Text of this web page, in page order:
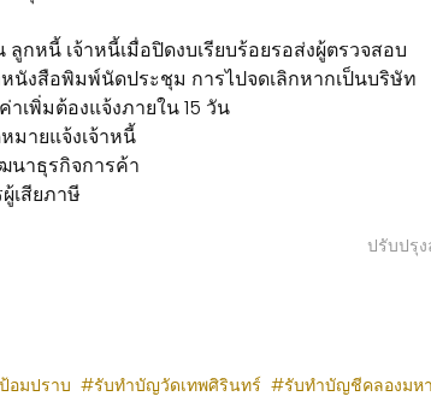
หนี้ เจ้าหนี้เมื่อปิดงบเรียบร้อยรอส่งผู้ตรวจสอบ
งสือพิมพ์นัดประชุม การไปจดเลิกหากเป็นบริษัท
เพิ่มต้องแจ้งภายใน 15 วัน
มายแจ้งเจ้าหนี้
นาธุรกิจการค้า
เสียภาษี
ปรับปรุ
อมปราบ รับทำบัญวัดเทพศิรินทร์ รับทำบัญชีคลองมห